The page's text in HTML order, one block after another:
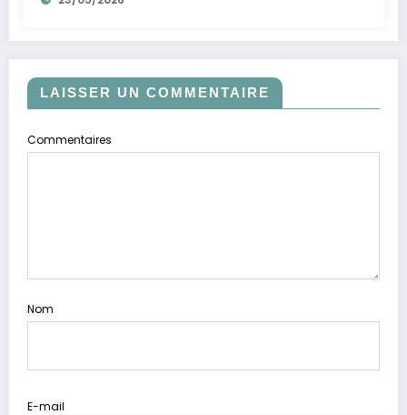
LAISSER UN COMMENTAIRE
Commentaires
Nom
E-mail